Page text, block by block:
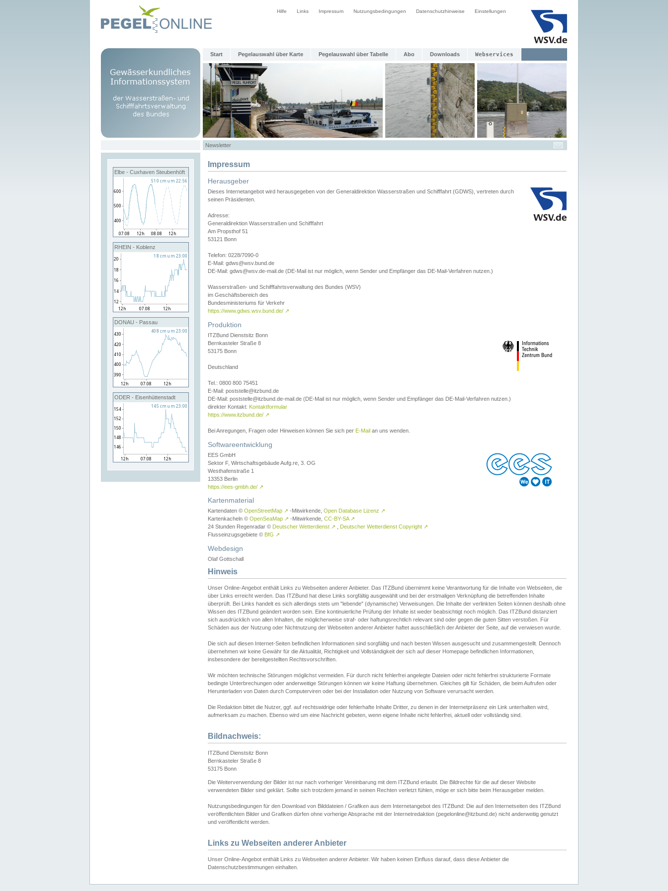
Hilfe Links Impressum Nutzungsbedingungen Datenschutzhinweise Einstellungen
Start Pegelauswahl über Karte Pegelauswahl über Tabelle Abo Downloads Webservices
Newsletter
Elbe - Cuxhaven Steubenhöft
RHEIN - Koblenz
DONAU - Passau
ODER - Eisenhüttenstadt
Impressum
Herausgeber
Dieses Internetangebot wird herausgegeben von der Generaldirektion Wasserstraßen und Schifffahrt (GDWS), vertreten durch
seinen Präsidenten.
Adresse:
Generaldirektion Wasserstraßen und Schifffahrt
Am Propsthof 51
53121 Bonn
Telefon: 0228/7090-0
E-Mail: gdws@wsv.bund.de
DE-Mail: gdws@wsv.de-mail.de (DE-Mail ist nur möglich, wenn Sender und Empfänger das DE-Mail-Verfahren nutzen.)
Wasserstraßen- und Schifffahrtsverwaltung des Bundes (WSV)
im Geschäftsbereich des
Bundesministeriums für Verkehr
https://www.gdws.wsv.bund.de/ ↗
Produktion
ITZBund Dienstsitz Bonn
Bernkasteler Straße 8
53175 Bonn
Deutschland
Tel.: 0800 800 75451
E-Mail: poststelle@itzbund.de
DE-Mail: poststelle@itzbund.de-mail.de (DE-Mail ist nur möglich, wenn Sender und Empfänger das DE-Mail-Verfahren nutzen.)
direkter Kontakt: Kontaktformular
https://www.itzbund.de/ ↗
Bei Anregungen, Fragen oder Hinweisen können Sie sich per E-Mail an uns wenden.
Softwareentwicklung
EES GmbH
Sektor F, Wirtschaftsgebäude Aufg.re, 3. OG
Westhafenstraße 1
13353 Berlin
https://ees-gmbh.de/ ↗
Kartenmaterial
Kartendaten © OpenStreetMap ↗ -Mitwirkende, Open Database Lizenz ↗
Kartenkacheln © OpenSeaMap ↗ -Mitwirkende, CC-BY-SA ↗
24 Stunden Regenradar © Deutscher Wetterdienst ↗ Deutscher Wetterdienst Copyright ↗
Flusseinzugsgebiete © BfG ↗
Webdesign
Olaf Gottschall
Hinweis
Unser Online-Angebot enthält Links zu Webseiten anderer Anbieter. Das ITZBund übernimmt keine Verantwortung für die Inhalte von Webseiten, die
über Links erreicht werden. Das ITZBund hat diese Links sorgfältig ausgewählt und bei der erstmaligen Verknüpfung die betreffenden Inhalte
überprüft. Bei Links handelt es sich allerdings stets um "lebende" (dynamische) Verweisungen. Die Inhalte der verlinkten Seiten können deshalb ohne
Wissen des ITZBund geändert worden sein. Eine kontinuierliche Prüfung der Inhalte ist weder beabsichtigt noch möglich. Das ITZBund distanziert
sich ausdrücklich von allen Inhalten, die möglicherweise straf- oder haftungsrechtlich relevant sind oder gegen die guten Sitten verstoßen. Für
Schäden aus der Nutzung oder Nichtnutzung der Webseiten anderer Anbieter haftet ausschließlich der Anbieter der Seite, auf die verwiesen wurde.
Die sich auf diesen Internet-Seiten befindlichen Informationen sind sorgfältig und nach besten Wissen ausgesucht und zusammengestellt. Dennoch
übernehmen wir keine Gewähr für die Aktualität, Richtigkeit und Vollständigkeit der sich auf dieser Homepage befindlichen Informationen,
insbesondere der bereitgestellten Rechtsvorschriften.
Wir möchten technische Störungen möglichst vermeiden. Für durch nicht fehlerfrei angelegte Dateien oder nicht fehlerfrei strukturierte Formate
bedingte Unterbrechungen oder anderweitige Störungen können wir keine Haftung übernehmen. Gleiches gilt für Schäden, die beim Aufrufen oder
Herunterladen von Daten durch Computerviren oder bei der Installation oder Nutzung von Software verursacht werden.
Die Redaktion bittet die Nutzer, ggf. auf rechtswidrige oder fehlerhafte Inhalte Dritter, zu denen in der Internetpräsenz ein Link unterhalten wird,
aufmerksam zu machen. Ebenso wird um eine Nachricht gebeten, wenn eigene Inhalte nicht fehlerfrei, aktuell oder vollständig sind.
Bildnachweis:
ITZBund Dienstsitz Bonn
Bernkasteler Straße 8
53175 Bonn
Die Weiterverwendung der Bilder ist nur nach vorheriger Vereinbarung mit dem ITZBund erlaubt. Die Bildrechte für die auf dieser Website
verwendeten Bilder sind geklärt. Sollte sich trotzdem jemand in seinen Rechten verletzt fühlen, möge er sich bitte beim Herausgeber melden.
Nutzungsbedingungen für den Download von Bilddateien / Grafiken aus dem Internetangebot des ITZBund: Die auf den Internetseiten des ITZBund
veröffentlichten Bilder und Grafiken dürfen ohne vorherige Absprache mit der Internetredaktion (pegelonline@itzbund.de) nicht anderweitig genutzt
und veröffentlicht werden.
Links zu Webseiten anderer Anbieter
Unser Online-Angebot enthält Links zu Webseiten anderer Anbieter. Wir haben keinen Einfluss darauf, dass diese Anbieter die
Datenschutzbestimmungen einhalten.